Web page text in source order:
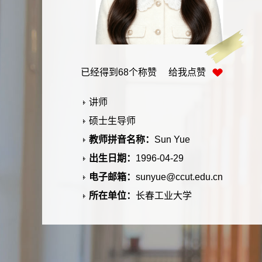
已经得到 68个称赞 给我点赞
讲师
硕士生导师
教师拼音名称： Sun Yue
出生日期： 1996-04-29
电子邮箱： sunyue@ccut.edu.cn
所在单位： 长春工业大学
研究生(博士)毕业
办公地点： 长春工业大学北湖校区材